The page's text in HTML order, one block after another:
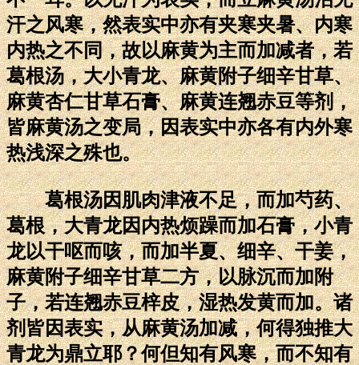
汗之风寒，然表实中亦有夹寒夹暑、内寒
内热之不同，故以麻黄为主而加减者，若
葛根汤，大小青龙、麻黄附子细辛甘草、
麻黄杏仁甘草石膏、麻黄连翘赤豆等剂，
皆麻黄汤之变局，因表实中亦各有内外寒
热浅深之殊也。
葛根汤因肌肉津液不足，而加芍药、
葛根，大青龙因内热烦躁而加石膏，小青
龙以干呕而咳，而加半夏、细辛、干姜，
麻黄附子细辛甘草二方，以脉沉而加附
子，若连翘赤豆梓皮，湿热发黄而加。诸
剂皆因表实，从麻黄汤加减，何得独推大
青龙为鼎立耶？何但知有风寒，而不知有